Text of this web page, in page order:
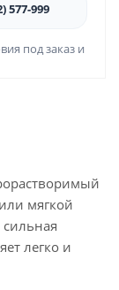
577-999
под заказ и
мягкой
легко и